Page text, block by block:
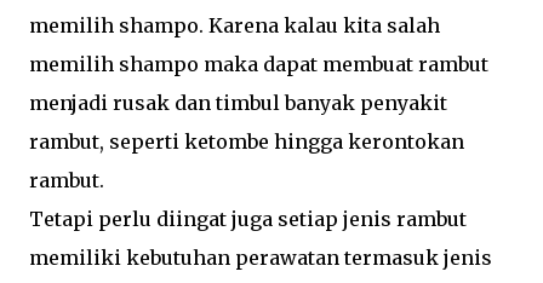
memilih shampo. Karena kalau kita salah
memilih shampo maka dapat membuat rambut
menjadi rusak dan timbul banyak penyakit
rambut, seperti ketombe hingga kerontokan
rambut.
Tetapi perlu diingat juga setiap jenis rambut
memiliki kebutuhan perawatan termasuk jenis